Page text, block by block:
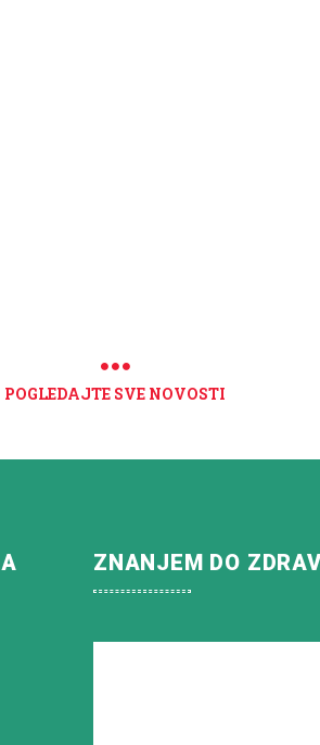
POGLEDAJTE SVE NOVOSTI
ZNANJEM DO